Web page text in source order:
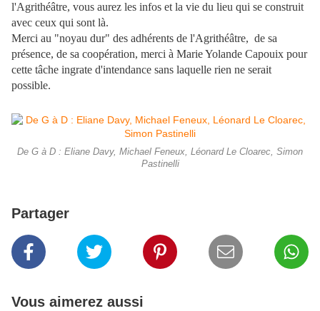
l'Agrithéâtre, vous aurez les infos et la vie du lieu qui se construit
avec ceux qui sont là.
Merci au "noyau dur" des adhérents de l'Agrithéâtre, de sa
présence, de sa coopération, merci à Marie Yolande Capouix pour
cette tâche ingrate d'intendance sans laquelle rien ne serait
possible.
De G à D : Eliane Davy, Michael Feneux, Léonard Le Cloarec, Simon
Pastinelli
Partager
Vous aimerez aussi